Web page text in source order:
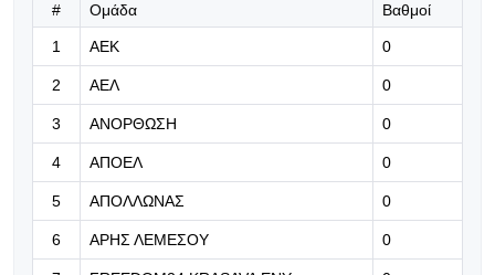
«Μπορούμε να βασιστούμε σε
όλους τους παίκτες μας»
06.08.2026 | 23:06
Έχασε από την Άντερλεχτ ο ΠΑΟΚ,
όλα για όλα στο Βέλγιο!
06.08.2026 | 22:59
«Η διαδρομή της γαλαζοκίτρινης
# Ομάδα Βαθμοί
1 ΑΕΚ 0
2 ΑΕΛ 0
3 ΑΝΟΡΘΩΣΗ 0
4 ΑΠΟΕΛ 0
5 ΑΠΟΛΛΩΝΑΣ 0
6 ΑΡΗΣ ΛΕΜΕΣΟΥ 0